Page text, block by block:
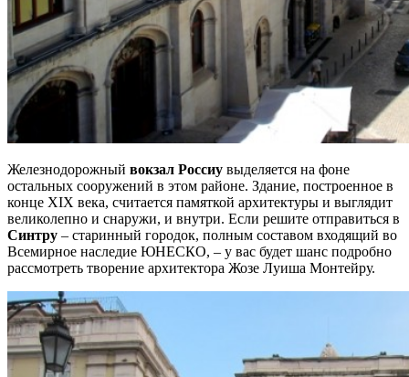
Железнодорожный вокзал Россиу выделяется на фоне
остальных сооружений в этом районе. Здание, построенное в
конце XIX века, считается памяткой архитектуры и выглядит
великолепно и снаружи, и внутри. Если решите отправиться в
Синтру – старинный городок, полным составом входящий во
Всемирное наследие ЮНЕСКО, – у вас будет шанс подробно
рассмотреть творение архитектора Жозе Луиша Монтейру.